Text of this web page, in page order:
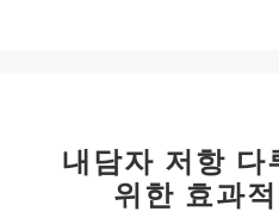
내담자 저항 다
위한 효과